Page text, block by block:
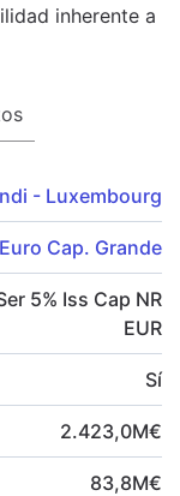
inherente a
- Luxembourg
Cap. Grande
5% Iss Cap NR
EUR
Sí
2.423,0M€
83,8M€